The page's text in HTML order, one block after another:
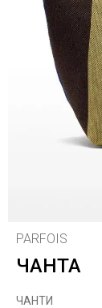
PARFOIS
ЧАНТА
ЧАНТИ